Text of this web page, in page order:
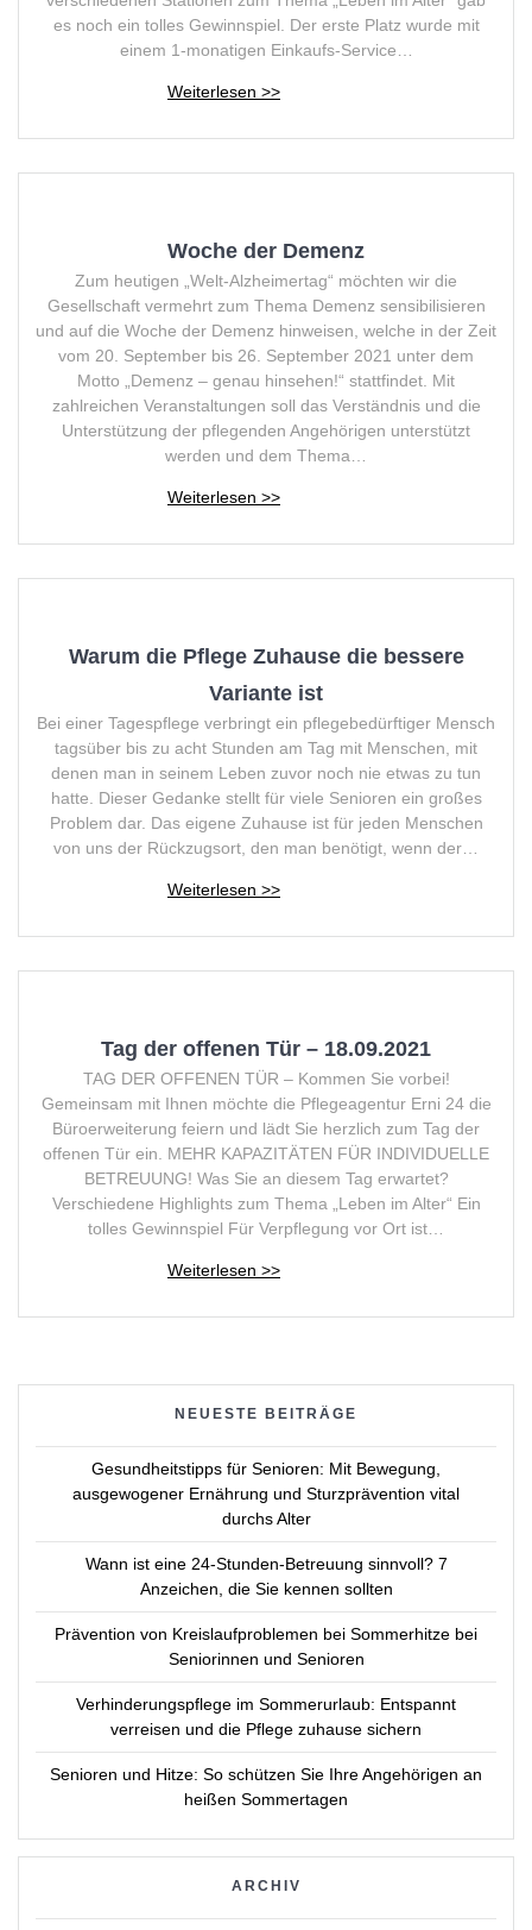
es noch ein tolles Gewinnspiel. Der erste Platz wurde mit
einem 1-monatigen Einkaufs-Service…
Woche der Demenz
Zum heutigen „Welt-Alzheimertag“ möchten wir die
Gesellschaft vermehrt zum Thema Demenz sensibilisieren
und auf die Woche der Demenz hinweisen, welche in der Zeit
vom 20. September bis 26. September 2021 unter dem
Motto „Demenz – genau hinsehen!“ stattfindet. Mit
zahlreichen Veranstaltungen soll das Verständnis und die
Unterstützung der pflegenden Angehörigen unterstützt
werden und dem Thema…
Warum die Pflege Zuhause die bessere
Variante ist
Bei einer Tagespflege verbringt ein pflegebedürftiger Mensch
tagsüber bis zu acht Stunden am Tag mit Menschen, mit
denen man in seinem Leben zuvor noch nie etwas zu tun
hatte. Dieser Gedanke stellt für viele Senioren ein großes
Problem dar. Das eigene Zuhause ist für jeden Menschen
von uns der Rückzugsort, den man benötigt, wenn der…
Tag der offenen Tür – 18.09.2021
TAG DER OFFENEN TÜR – Kommen Sie vorbei!
Gemeinsam mit Ihnen möchte die Pflegeagentur Erni 24 die
Büroerweiterung feiern und lädt Sie herzlich zum Tag der
offenen Tür ein. MEHR KAPAZITÄTEN FÜR INDIVIDUELLE
BETREUUNG! Was Sie an diesem Tag erwartet?
Verschiedene Highlights zum Thema „Leben im Alter“ Ein
tolles Gewinnspiel Für Verpflegung vor Ort ist…
NEUESTE BEITRÄGE
Gesundheitstipps für Senioren: Mit Bewegung,
ausgewogener Ernährung und Sturzprävention vital
durchs Alter
Wann ist eine 24-Stunden-Betreuung sinnvoll? 7
Anzeichen, die Sie kennen sollten
Prävention von Kreislaufproblemen bei Sommerhitze bei
Seniorinnen und Senioren
Verhinderungspflege im Sommerurlaub: Entspannt
verreisen und die Pflege zuhause sichern
Senioren und Hitze: So schützen Sie Ihre Angehörigen an
heißen Sommertagen
ARCHIV